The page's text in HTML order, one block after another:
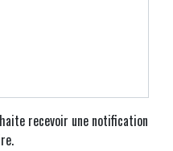
recevoir une notification